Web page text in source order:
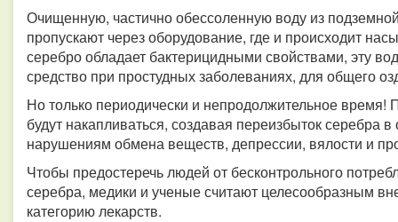
Очищенную, частично обессоленную воду из
пропускают через оборудование, где и происходит
серебро обладает бактерицидными свойствами, эту
средство при простудных заболеваниях, для общего
Но только периодически и непродолжительное
будут накапливаться, создавая переизбыток серебра
нарушениям обмена веществ, депрессии, вялости и
Чтобы предостеречь людей от бесконтрольного
серебра, медики и ученые считают целесообразным
категорию лекарств.